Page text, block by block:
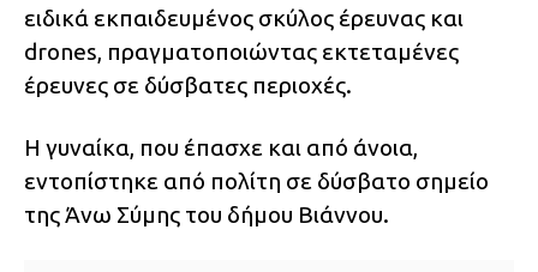
ειδικά εκπαιδευμένος σκύλος έρευνας και
drones, πραγματοποιώντας εκτεταμένες
έρευνες σε δύσβατες περιοχές.
Η γυναίκα, που έπασχε και από άνοια,
εντοπίστηκε από πολίτη σε δύσβατο σημείο
της Άνω Σύμης του δήμου Βιάννου.